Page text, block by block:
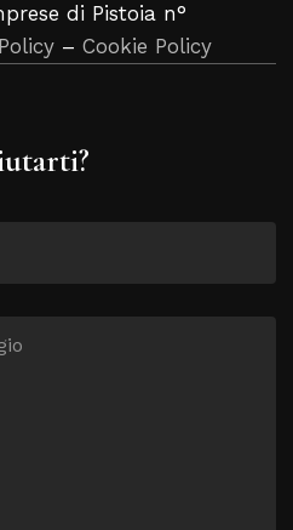
di Pistoia n°
– Cookie Policy